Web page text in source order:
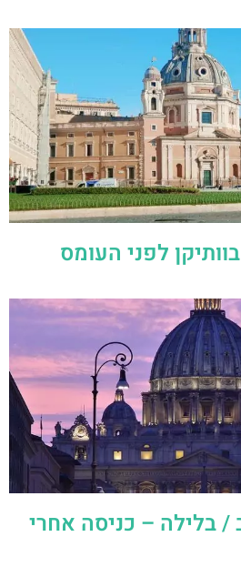
לפני העומס
/ בלילה – כניסה אחרי